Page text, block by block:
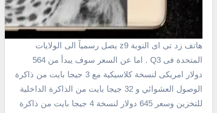
هاتف زد تى اى النوبة z9 يصل رسمياً الى الولايات
المتحدة فى Q3
. اما عن السعر سوف يبدأ من 564
دولار امريكى لنسخة كلاسيكية مع 3 جيجا بايت
من ذاكرة
الوصول العشوائي و 32 جيجا بايت من
الذاكرة الداخلية
للتخزين وسعر 645 دولار لنسخة 4 جيجا بايت
من ذاكرة